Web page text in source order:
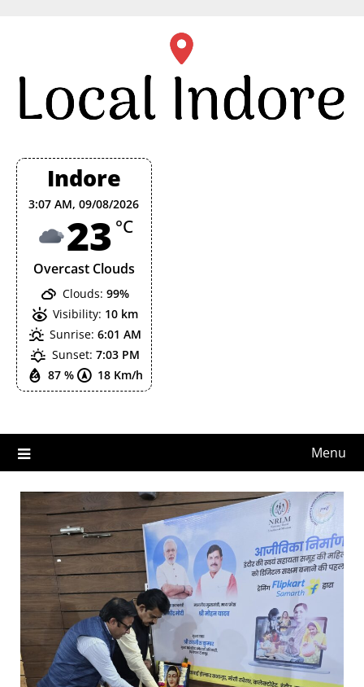
Indore
3:07 AM,09/08/2026
23 °C
Overcast Clouds
87 % 18 Km/h
Clouds: 99%
Visibility: 10 km
Sunrise: 6:01 AM
Sunset: 7:03 PM
Menu